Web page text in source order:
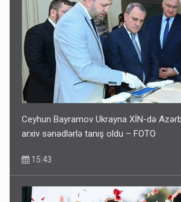
Ceyhun Bayramov Ukrayna XİN-də
arxiv sənədlərlə tanış oldu – FOTO
15:43